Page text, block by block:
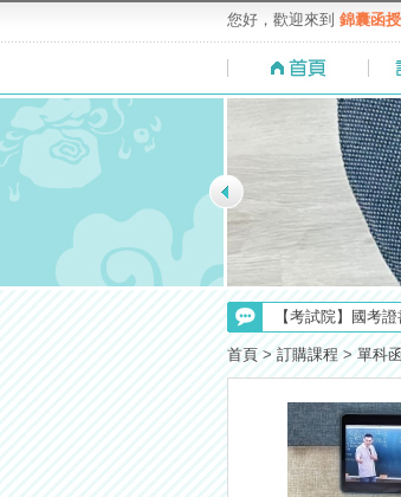
您好，歡迎來到 錦囊函授
【NEW】加入◆
【考試院】國考
【重要】114年
【求職秘技＼(￣
【上榜生獎學金
【考選部】高普
【注意】112年
首頁 > 訂購課程 > 單科